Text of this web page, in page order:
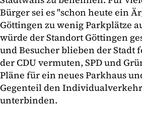
Bürger sei es "schon heute ein
Göttingen zu wenig Parkplätze
würde der Standort Göttingen
und Besucher blieben der Stadt
der CDU vermuten, SPD und
Pläne für ein neues Parkhaus
Gegenteil den
unterbinden.